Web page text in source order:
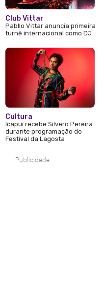
Club Vittar
Pabllo Vittar anuncia primeira
turnê internacional como DJ
Cultura
Icapuí recebe Silvero Pereira
durante programação do
Festival da Lagosta
Publicidade